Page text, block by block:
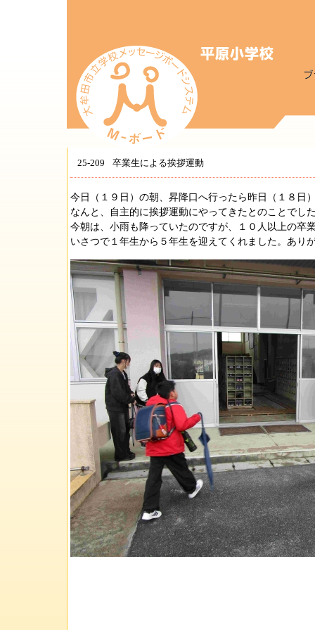
25-209 卒業生による挨拶運動
今日（１９日）の朝、昇降口へ行ったら昨日（１８日
なんと、自主的に挨拶運動にやってきたとのことでし
今朝は、小雨も降っていたのですが、１０人以上の卒
いさつで１年生から５年生を迎えてくれました。あり